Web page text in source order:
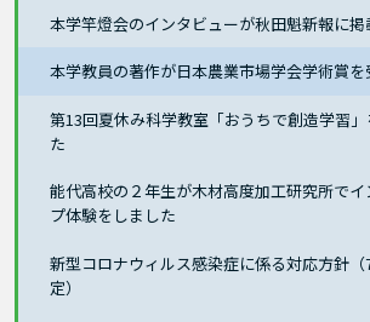
本学竿燈会のインタビューが秋田魁新報に掲
本学教員の著作が日本農業市場学会学術賞を
第13回夏休み科学教室「おうちで創造学習
た
能代高校の２年生が木材高度加工研究所でイ
プ体験をしました
新型コロナウィルス感染症に係る対応方針（
定）